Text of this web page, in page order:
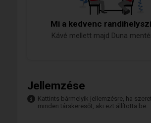
Mi a kedvenc
Kávé mellett majd Duna
Jellemzése
Kattints bármelyik jellemzésre, ha
minden társkeresőt, aki ezt állította be.